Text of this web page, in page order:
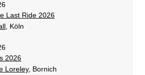
Last Ride 2026
, Köln
2026
Loreley, Bornich